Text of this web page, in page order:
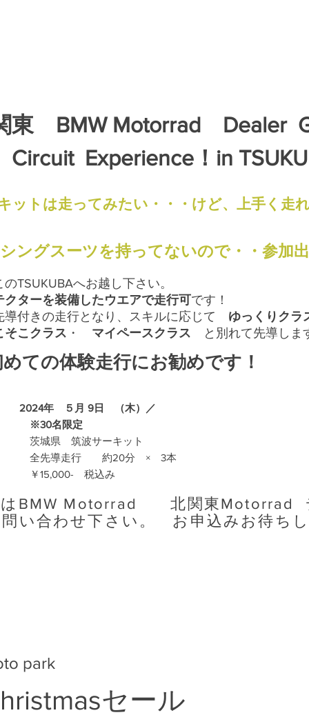
東 BMW Motorrad Dealer
Experience！in
ットは走ってみたい・・・けど、上手く走
ングスーツを持ってないので・・参加
のTSUKUBAへお越し下さい。
クターを装備したウエアで走行可です！
導付きの走行となり、スキルに応じて ゆっくりクラ
そこクラス ・ マイペースクラス と別れて先導しま
ての体験走行にお勧めです！
2024年 ５月 9日 （木）／
名限定
茨城県 筑波サーキット
全先導走行 約20分 × 3本
￥15,000- 税込み
はBMW Motorrad 北関東Motorrad
い合わせ下さい。 お申込みお待ち
park
セール